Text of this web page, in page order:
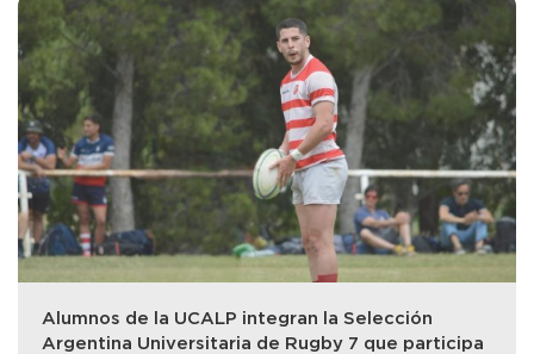
Alumnos de la UCALP integran la Selección
Argentina Universitaria de Rugby 7 que participa